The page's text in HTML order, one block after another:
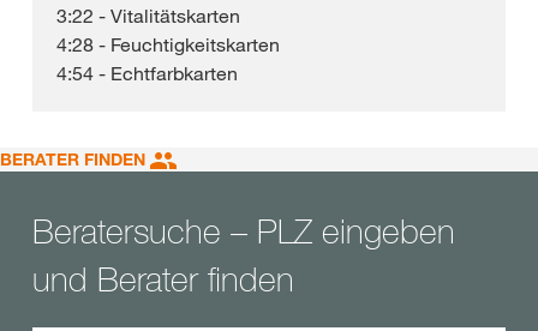
3:22 - Vitalitätskarten
4:28 - Feuchtigkeitskarten
4:54 - Echtfarbkarten
BERATER FINDEN
Beratersuche – PLZ eingeben
und Berater finden